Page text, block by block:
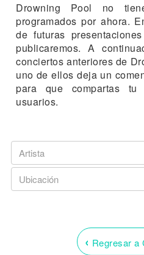
Drowning Pool no
programados por ahora.
de futuras
publicaremos. A
conciertos anteriores de
uno de ellos deja un
para que compartas tu
usuarios.
‹ Regresar a